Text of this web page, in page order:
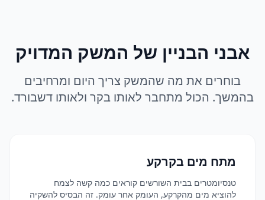
אבני הבניין של המשק המדויק
בוחרים את מה שהמשק צריך היום ומרחיבים
בהמשך. הכול מתחבר לאותו בקר ולאותו דשבורד.
מתח מים בקרקע
טנסיומטרים בבית השורשים קוראים כמה קשה לצמח
להוציא מים מהקרקע, העומק אחר עומק. זה הבסיס להשקיה